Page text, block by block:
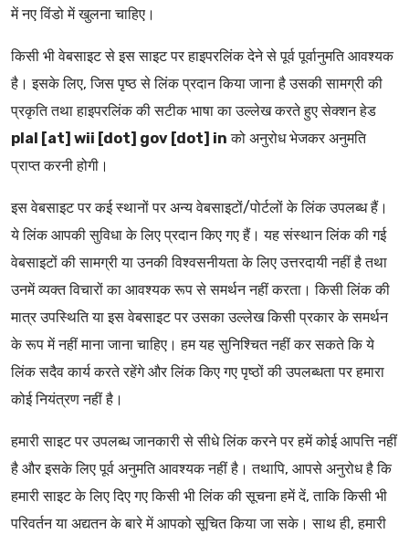
में नए विंडो में खुलना चाहिए।
किसी भी वेबसाइट से इस साइट पर हाइपरलिंक देने से पूर्व पूर्वानुमति आवश्यक
है। इसके लिए, जिस पृष्ठ से लिंक प्रदान किया जाना है उसकी सामग्री की
प्रकृति तथा हाइपरलिंक की सटीक भाषा का उल्लेख करते हुए सेक्शन हेड
plal [at] wii [dot] gov [dot] in को अनुरोध भेजकर अनुमति
प्राप्त करनी होगी।
इस वेबसाइट पर कई स्थानों पर अन्य वेबसाइटों/पोर्टलों के लिंक उपलब्ध हैं।
ये लिंक आपकी सुविधा के लिए प्रदान किए गए हैं। यह संस्थान लिंक की गई
वेबसाइटों की सामग्री या उनकी विश्वसनीयता के लिए उत्तरदायी नहीं है तथा
उनमें व्यक्त विचारों का आवश्यक रूप से समर्थन नहीं करता। किसी लिंक की
मात्र उपस्थिति या इस वेबसाइट पर उसका उल्लेख किसी प्रकार के समर्थन
के रूप में नहीं माना जाना चाहिए। हम यह सुनिश्चित नहीं कर सकते कि ये
लिंक सदैव कार्य करते रहेंगे और लिंक किए गए पृष्ठों की उपलब्धता पर हमारा
कोई नियंत्रण नहीं है।
हमारी साइट पर उपलब्ध जानकारी से सीधे लिंक करने पर हमें कोई आपत्ति नहीं
है और इसके लिए पूर्व अनुमति आवश्यक नहीं है। तथापि, आपसे अनुरोध है कि
हमारी साइट के लिए दिए गए किसी भी लिंक की सूचना हमें दें, ताकि किसी भी
परिवर्तन या अद्यतन के बारे में आपको सूचित किया जा सके। साथ ही, हमारी